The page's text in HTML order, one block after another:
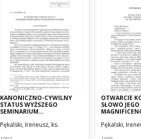
KANONICZNO-CYWILNY
STATUS WYŻSZEGO
SEMINARIUM
Pękalski, Ireneusz, ks.
OTWARCIE
SŁOWO JEGO
Pękalski,